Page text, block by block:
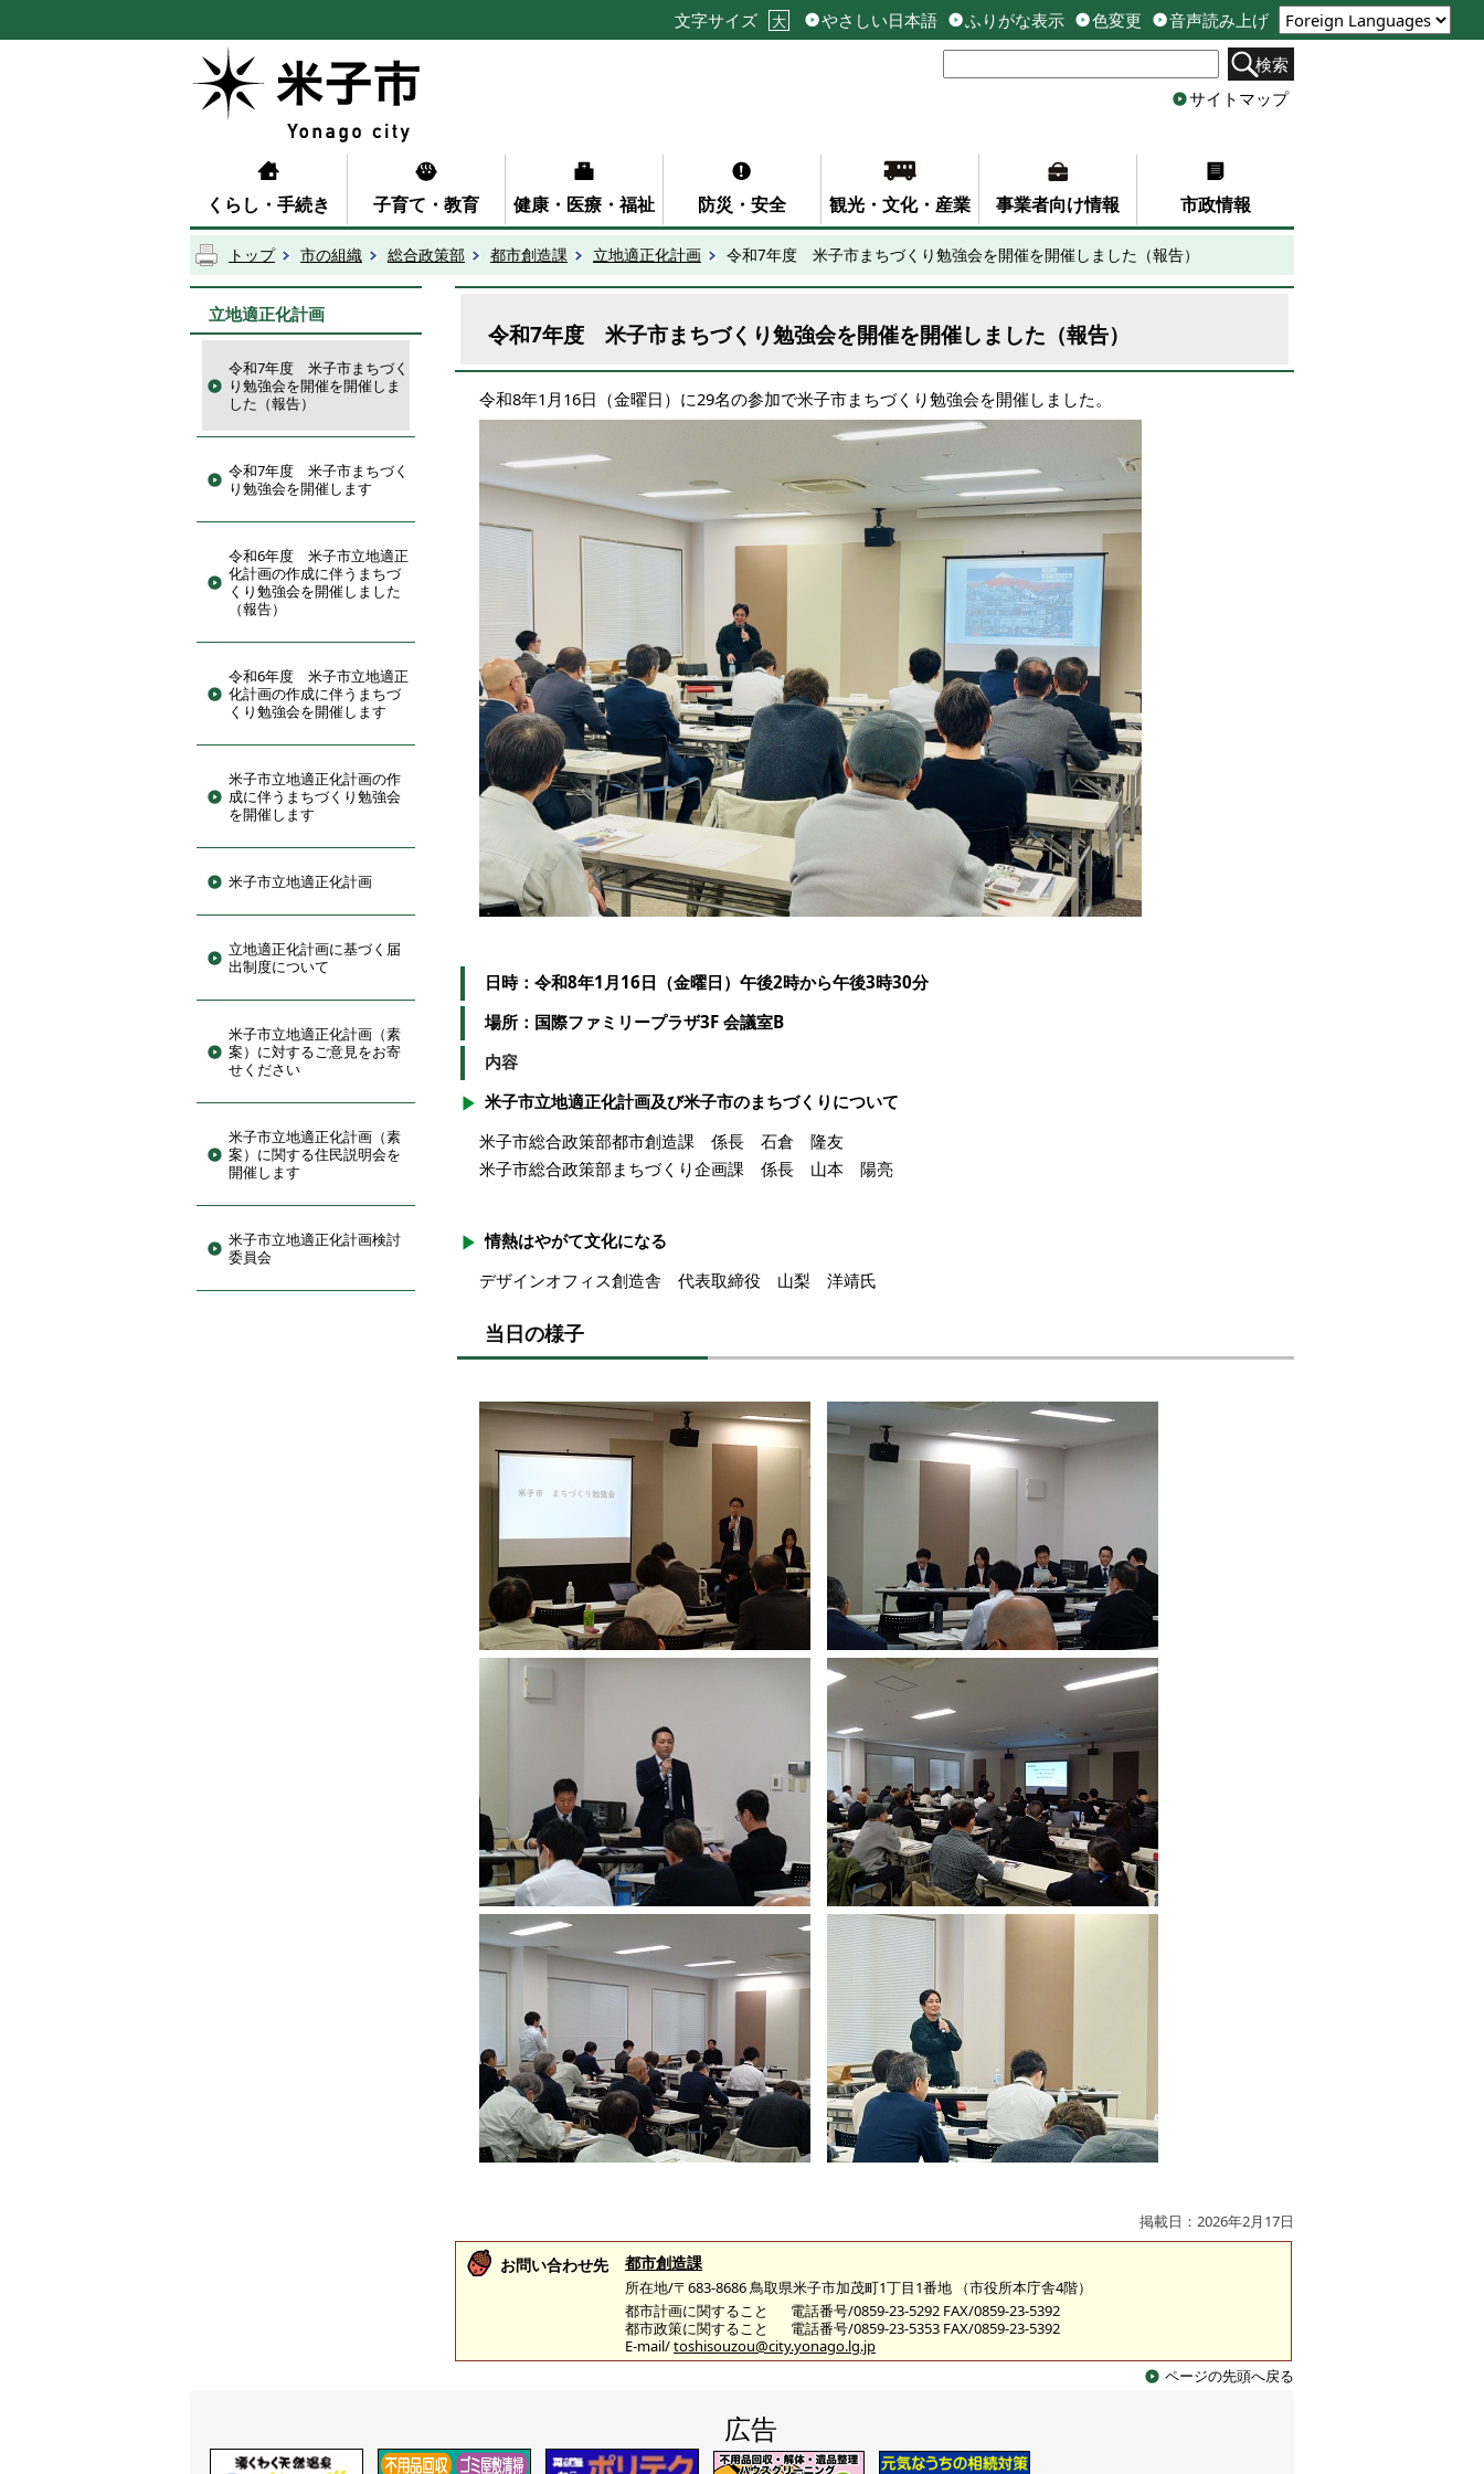
文字サイズ 大 やさしい日本語 ふりがな表示 色変更
音声読み上げ
検索
サイトマップ
くらし・手続き 子育て・教育 健康・医療・福祉 防災・安全 観光・文化・産業 事業者向け情報 市政情報
トップ 市の組織 総合政策部 都市創造課 立地適正化計画 令和7年度 米子市まちづくり勉強会を開催を開催しました（報告）
立地適正化計画
令和7年度 米子市まちづく
り勉強会を開催を開催しま
した（報告）
令和7年度 米子市まちづく
り勉強会を開催します
令和6年度 米子市立地適正
化計画の作成に伴うまちづ
くり勉強会を開催しました
（報告）
令和6年度 米子市立地適正
化計画の作成に伴うまちづ
くり勉強会を開催します
米子市立地適正化計画の作
成に伴うまちづくり勉強会
を開催します
米子市立地適正化計画
立地適正化計画に基づく届
出制度について
米子市立地適正化計画（素
案）に対するご意見をお寄
せください
米子市立地適正化計画（素
案）に関する住民説明会を
開催します
米子市立地適正化計画検討
委員会
令和7年度 米子市まちづくり勉強会を開催を開催しました（報告）
令和8年1月16日（金曜日）に29名の参加で米子市まちづくり勉強会を開催しました。
日時：令和8年1月16日（金曜日）午後2時から午後3時30分
場所：国際ファミリープラザ3F 会議室B
内容
米子市立地適正化計画及び米子市のまちづくりについて
米子市総合政策部都市創造課 係長 石倉 隆友
米子市総合政策部まちづくり企画課 係長 山本 陽亮
情熱はやがて文化になる
デザインオフィス創造舎 代表取締役 山梨 洋靖氏
当日の様子
掲載日：2026年2月17日
お問い合わせ先 都市創造課
所在地/〒683-8686 鳥取県米子市加茂町1丁目1番地 （市役所本庁舎4階）
都市計画に関すること
電話番号/0859-23-5292 FAX/0859-23-5392
都市政策に関すること
電話番号/0859-23-5353 FAX/0859-23-5392
E-mail/toshisouzou@city.yonago.lg.jp
ページの先頭へ戻る
広告